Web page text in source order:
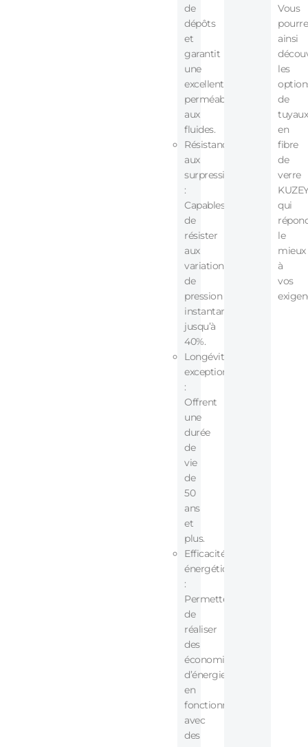
de
dépôts
et
garantit
une
excellente
perméabilité
aux
fluides.
Résistance
aux
surpressions
:
Capables
de
résister
aux
variations
de
pression
instantanées
jusqu’à
40%.
Longévité
exceptionnelle
:
Offrent
une
durée
de
vie
de
50
ans
et
plus.
Efficacité
énergétique
:
Permettent
de
réaliser
des
économies
d’énergie
en
fonctionnant
avec
des
Vous
ainsi
les
de
tuyaux
en
fibre
de
verre
qui
le
mieux
à
vos